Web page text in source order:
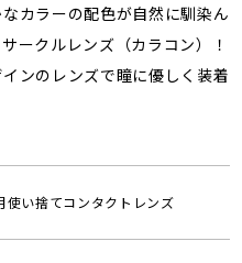
カラーの配色が自然に馴染ん
ークルレンズ（カラコン）！
ンのレンズで瞳に優しく装着
使い捨てコンタクトレンズ